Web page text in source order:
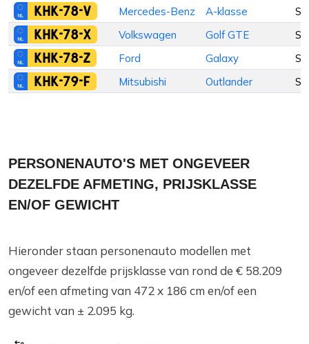
KHK-78-V Mercedes-Benz A-klasse
KHK-78-X Volkswagen Golf GTE
KHK-78-Z Ford Galaxy
KHK-79-F Mitsubishi Outlander
PERSONENAUTO'S MET ONGEVEER
DEZELFDE AFMETING, PRIJSKLASSE
EN/OF GEWICHT
Hieronder staan personenauto modellen met
ongeveer dezelfde prijsklasse van rond de € 58.209
en/of een afmeting van 472 x 186 cm en/of een
gewicht van ± 2.095 kg.